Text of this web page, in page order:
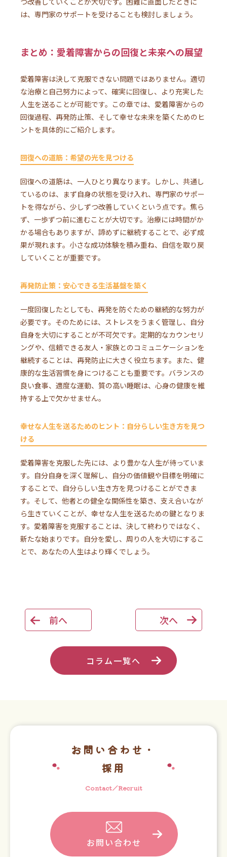
は、専門家のサポートを受けることも検討しましょう。
まとめ：愛着障害からの回復と未来への展望
愛着障害は決して克服できない問題ではありません。適切
な治療と自己努力によって、確実に回復し、より充実した
人生を送ることが可能です。この章では、愛着障害からの
回復過程、再発防止策、そして幸せな未来を築くためのヒ
ントを具体的にご紹介します。
回復への道筋：希望の光を見つける
回復への道筋は、一人ひとり異なります。しかし、共通し
ているのは、まず自身の状態を受け入れ、専門家のサポー
トを得ながら、少しずつ改善していくという点です。焦ら
ず、一歩ずつ前に進むことが大切です。治療には時間がか
かる場合もありますが、諦めずに継続することで、必ず成
果が現れます。小さな成功体験を積み重ね、自信を取り戻
していくことが重要です。
再発防止策：安心できる生活基盤を築く
一度回復したとしても、再発を防ぐための継続的な努力が
必要です。そのためには、ストレスをうまく管理し、自分
自身を大切にすることが不可欠です。定期的なカウンセリ
ングや、信頼できる友人・家族とのコミュニケーションを
継続することは、再発防止に大きく役立ちます。また、健
康的な生活習慣を身につけることも重要です。バランスの
良い食事、適度な運動、質の高い睡眠は、心身の健康を維
持する上で欠かせません。
幸せな人生を送るためのヒント：自分らしい生き方を見つ
ける
愛着障害を克服した先には、より豊かな人生が待っていま
す。自分自身を深く理解し、自分の価値観や目標を明確に
することで、自分らしい生き方を見つけることができま
す。そして、他者との健全な関係性を築き、支え合いなが
ら生きていくことが、幸せな人生を送るための鍵となりま
す。愛着障害を克服することは、決して終わりではなく、
新たな始まりです。自分を愛し、周りの人を大切にするこ
とで、あなたの人生はより輝くでしょう。
前へ 次へ
コラム一覧へ
お問い合わせ・
採用
Contact／Recruit
お問い合わせ